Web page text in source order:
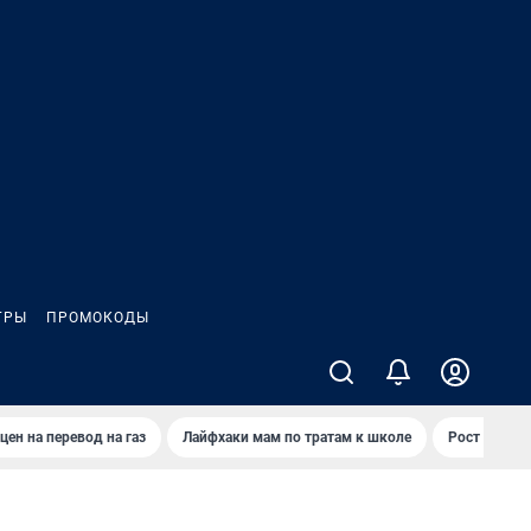
ПРОМОКОДЫ
на перевод на газ Лайфхаки мам по тратам к школе Рост цен на